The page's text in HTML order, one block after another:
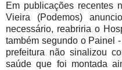
Em publicações recentes
Vieira (Podemos)
necessário, reabriria o
também segundo o Painel
prefeitura não sinalizou
saúde que foi montada